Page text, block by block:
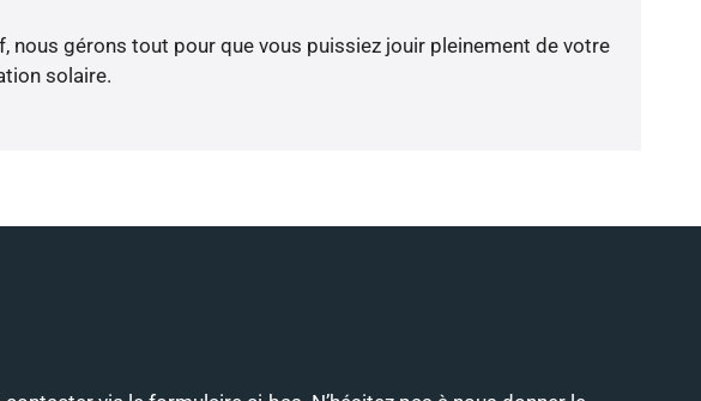
nous gérons tout pour que vous puissiez jouir pleinement de votre
solaire.